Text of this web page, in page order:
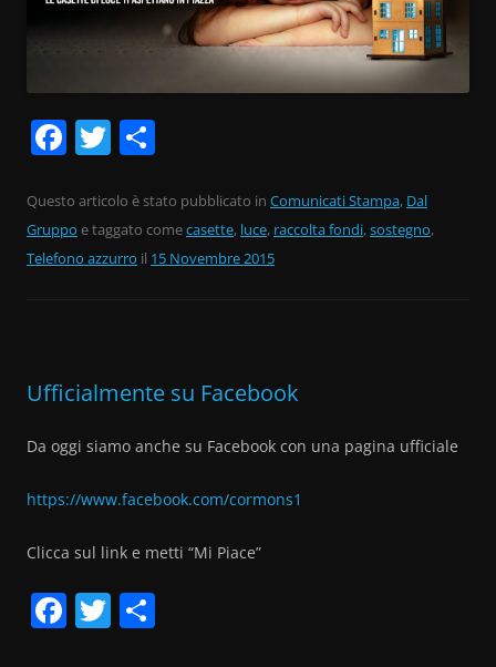
F
c
e
b
k
T
itt
er
n
di
vi
Questo articolo è stato pubblicato in Comunicati Stampa, Dal
Gruppo e taggato comecasette, luce, raccolta fondi,sostegno,
Telefono azzurro il 15 Novembre 2015
Ufficialmente su Facebook
Da oggi siamo anche su Facebook con una pagina ufficiale
https://www.facebook.com/cormons1
Clicca sul link e metti “Mi Piace”
F T